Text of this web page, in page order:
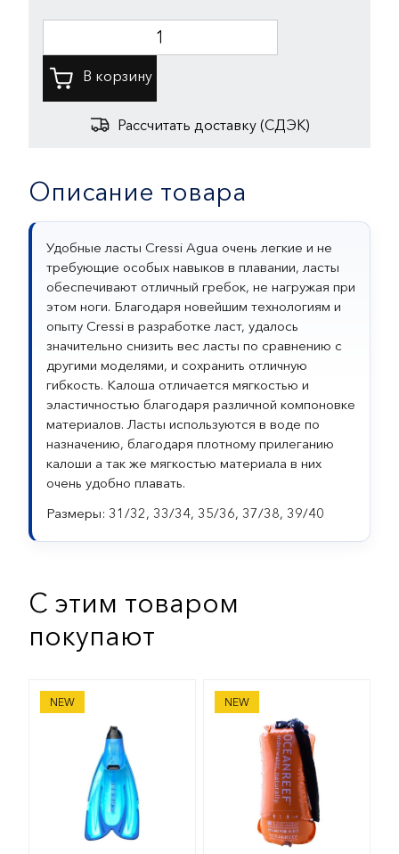
Рассчитать доставку (СДЭК)
Описание товара
Удобные ласты Cressi Agua очень легкие и не
требующие особых навыков в плавании, ласты
обеспечивают отличный гребок, не нагружая при
этом ноги. Благодаря новейшим технологиям и
опыту Cressi в разработке ласт, удалось
значительно снизить вес ласты по сравнению с
другими моделями, и сохранить отличную
гибкость. Калоша отличается мягкостью и
эластичностью благодаря различной компоновке
материалов. Ласты используются в воде по
назначению, благодаря плотному прилеганию
калоши а так же мягкостью материала в них
очень удобно плавать.
Размеры: 31/32, 33/34, 35/36, 37/38, 39/40
С этим товаром
покупают
NEW
Ласты Cressi Agua NEW
Ласты Oceanreef DUO2